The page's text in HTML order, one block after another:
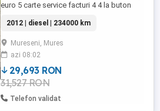
euro 5 carte service facturi 4 4 la buton
pilot automat asistenta pantă climatronic
comenzi volan cotiera radio CD scaune
încălzite față și spate geamuri electrice
oglinzi electrice rabatabile centralizat
jante ...
2012 | diesel | 234000 km
Mureseni, Mures
azi 08:02
29,693 RON
31,527 RON
Telefon validat